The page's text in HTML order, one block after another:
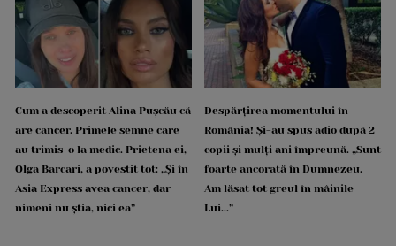
Cum a descoperit Alina Pușcău că
are cancer. Primele semne care
au trimis-o la medic. Prietena ei,
Olga Barcari, a povestit tot: „Și în
Asia Express avea cancer, dar
nimeni nu știa, nici ea”
Despărțirea momentului în
România! Și-au spus adio după 2
copii și mulți ani împreună. „Sunt
foarte ancorată în Dumnezeu.
Am lăsat tot greul în mâinile
Lui...”